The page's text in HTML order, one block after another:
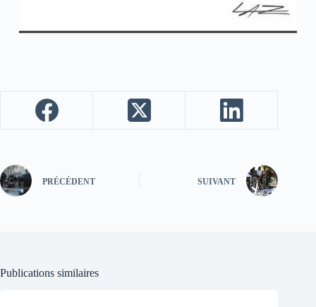
PRÉCÉDENT SUIVANT
Publications similaires